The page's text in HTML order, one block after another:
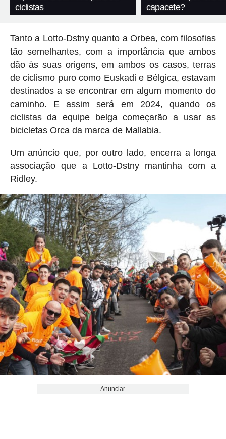
ciclistas
capacete?
Tanto a Lotto-Dstny quanto a Orbea, com filosofias
tão semelhantes, com a importância que ambos
dão às suas origens, em ambos os casos, terras
de ciclismo puro como Euskadi e Bélgica, estavam
destinados a se encontrar em algum momento do
caminho. E assim será em 2024, quando os
ciclistas da equipe belga começarão a usar as
bicicletas Orca da marca de Mallabia.
Um anúncio que, por outro lado, encerra a longa
associação que a Lotto-Dstny mantinha com a
Ridley.
Anunciar